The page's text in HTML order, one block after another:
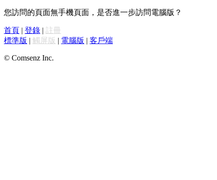
您訪問的頁面無手機頁面，是否進一步訪問電腦版？
首頁 | 登錄 | 註冊
標準版 | 觸屏版 | 電腦版 | 客戶端
© Comsenz Inc.